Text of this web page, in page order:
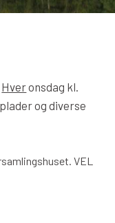
Hveronsdag kl.
og diverse
VEL